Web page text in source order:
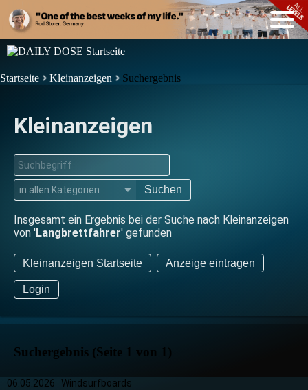
Startseite Kleinanzeigen Suchergebnis
Kleinanzeigen
▼ Suchen
Insgesamt ein Ergebnis bei der Suche nach Kleinanzeigen
von 'Langbrettfahrer' gefunden
Kleinanzeigen Startseite Anzeige eintragen
Login
Suchergebnis (Seite 1 von 1)
06.05.2026 Windsurfboards